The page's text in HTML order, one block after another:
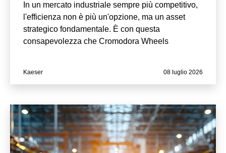
In un mercato industriale sempre più competitivo,
l'efficienza non è più un'opzione, ma un asset
strategico fondamentale. È con questa
consapevolezza che Cromodora Wheels
Kaeser 08 luglio 2026